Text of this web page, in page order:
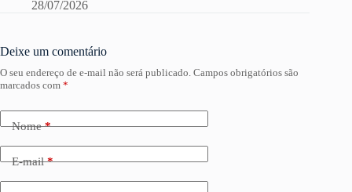
28/07/2026
Deixe um comentário
O seu endereço de e-mail não será publicado. Campos obrigatórios são
marcados com *
Nome*
E-mail*